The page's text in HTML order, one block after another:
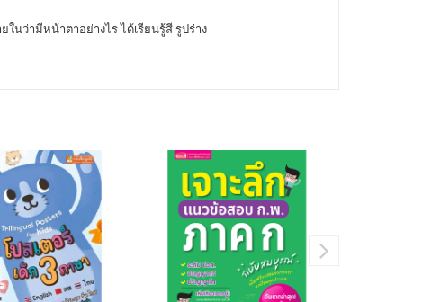
นว่ามีหน้าตาอย่างไร ได้เรียนรู้สี รูปร่าง